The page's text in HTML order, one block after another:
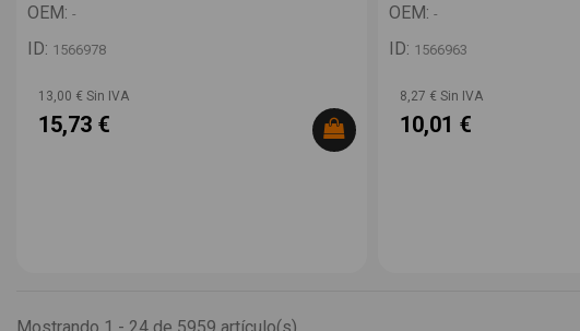
OEM: -
ID: 1566978
13,00 € Sin IVA
15,73 €
OEM: -
ID: 1566963
8,27 € Sin IVA
10,01 €